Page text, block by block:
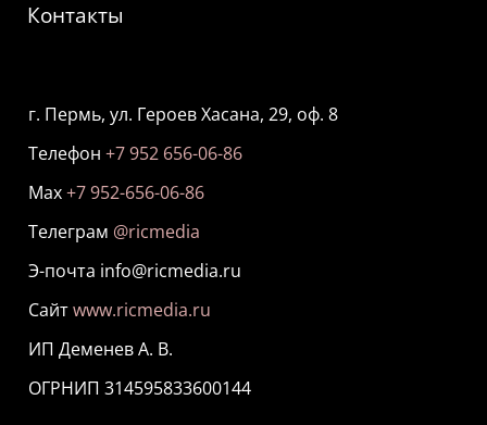
Контакты
г. Пермь, ул. Героев Хасана, 29, оф. 8
Телефон +7 952 656-06-86
Мах+7 952-656-06-86
Телеграм @ricmedia
Э-почта info@ricmedia.ru
Сайтwww.ricmedia.ru
ИП Деменев А. В.
ОГРНИП 314595833600144